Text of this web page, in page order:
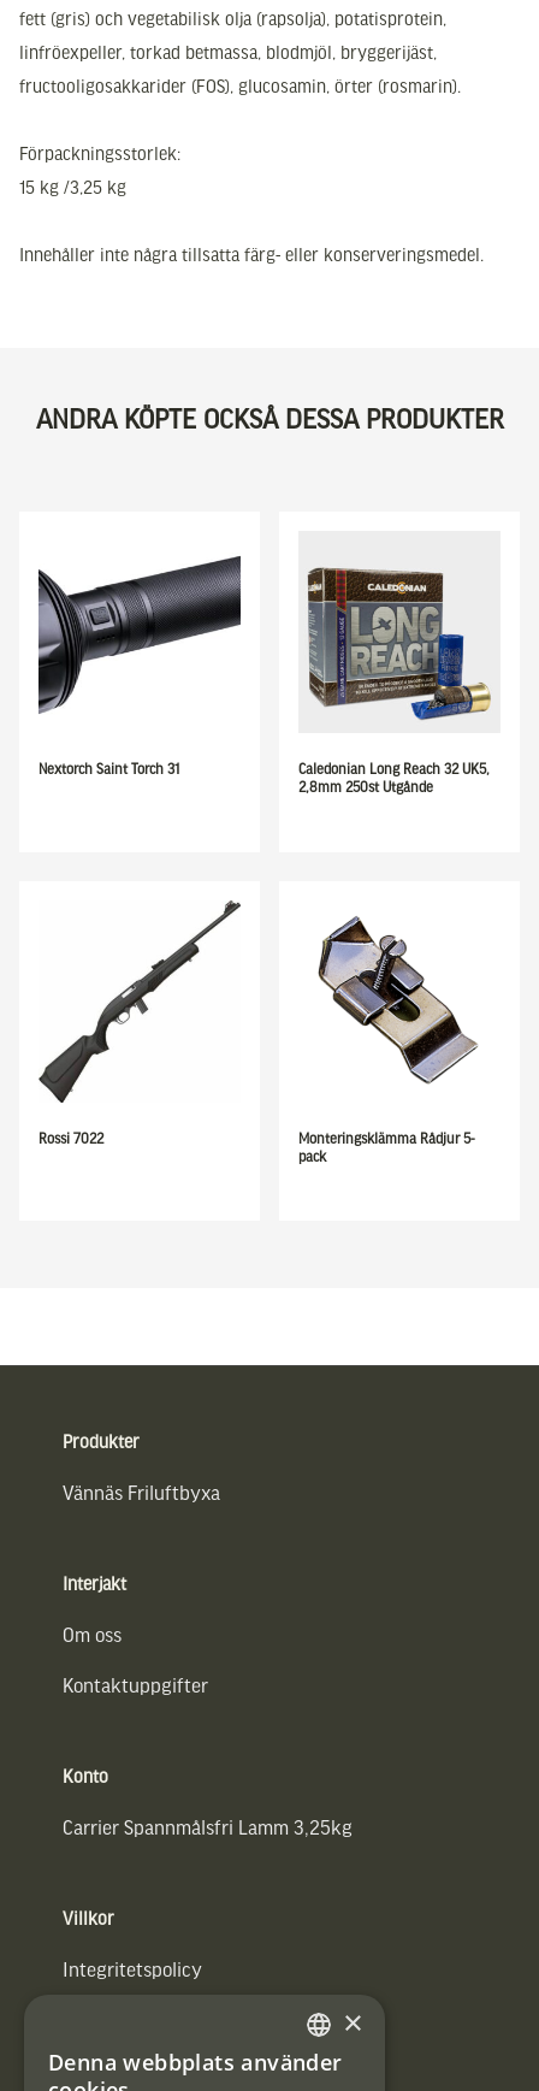
fett (gris) och vegetabilisk olja (rapsolja), potatisprotein,
linfröexpeller, torkad betmassa, blodmjöl, bryggerijäst,
fructooligosakkarider (FOS), glucosamin, örter (rosmarin).
Förpackningsstorlek:
15 kg /3,25 kg
Innehåller inte några tillsatta färg- eller konserveringsmedel.
ANDRA KÖPTE OCKSÅ DESSA PRODUKTER
Nextorch Saint Torch 31
Caledonian Long Reach 32 UK5,
2,8mm 250st Utgånde
Rossi 7022
Monteringsklämma Rådjur 5-
pack
Produkter
Vännäs Friluftbyxa
Interjakt
Om oss
Kontaktuppgifter
Konto
Carrier Spannmålsfri Lamm 3,25kg
Villkor
Integritetspolicy
#Interjaktfamily SWEDISH
×
Denna webbplats använder